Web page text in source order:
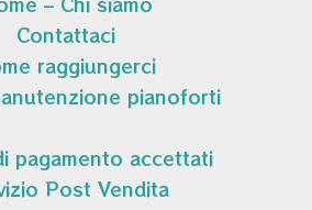
Contattaci
raggiungerci
pianoforti
pagamento accettati
Post Vendita